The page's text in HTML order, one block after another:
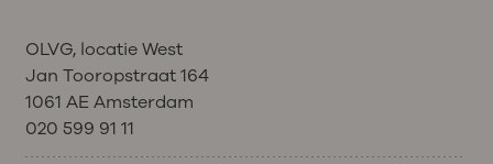
OLVG, locatie West
Jan Tooropstraat 164
1061 AE Amsterdam
020 599 91 11